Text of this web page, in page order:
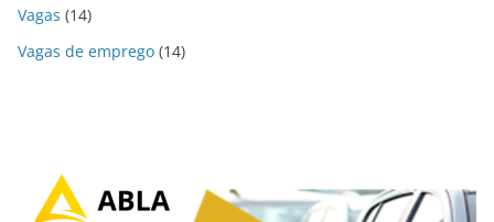
Vagas (14)
Vagas de emprego (14)